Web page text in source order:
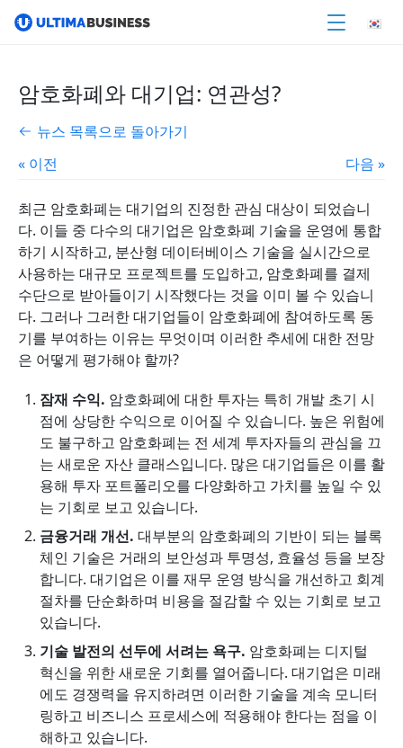
암호화폐와 대기업: 연관성?
뉴스 목록으로 돌아가기
« 이전
다음 »
최근 암호화폐는 대기업의 진정한 관심 대상이 되었습니
다. 이들 중 다수의 대기업은 암호화폐 기술을 운영에 통합
하기 시작하고, 분산형 데이터베이스 기술을 실시간으로
사용하는 대규모 프로젝트를 도입하고, 암호화폐를 결제
수단으로 받아들이기 시작했다는 것을 이미 볼 수 있습니
다. 그러나 그러한 대기업들이 암호화폐에 참여하도록 동
기를 부여하는 이유는 무엇이며 이러한 추세에 대한 전망
은 어떻게 평가해야 할까?
잠재 수익. 암호화폐에 대한 투자는 특히 개발 초기 시
점에 상당한 수익으로 이어질 수 있습니다. 높은 위험에
도 불구하고 암호화폐는 전 세계 투자자들의 관심을 끄
는 새로운 자산 클래스입니다. 많은 대기업들은 이를 활
용해 투자 포트폴리오를 다양화하고 가치를 높일 수 있
는 기회로 보고 있습니다.
금융거래 개선. 대부분의 암호화폐의 기반이 되는 블록
체인 기술은 거래의 보안성과 투명성, 효율성 등을 보장
합니다. 대기업은 이를 재무 운영 방식을 개선하고 회계
절차를 단순화하며 비용을 절감할 수 있는 기회로 보고
있습니다.
기술 발전의 선두에 서려는 욕구. 암호화폐는 디지털
혁신을 위한 새로운 기회를 열어줍니다. 대기업은 미래
에도 경쟁력을 유지하려면 이러한 기술을 계속 모니터
링하고 비즈니스 프로세스에 적용해야 한다는 점을 이
해하고 있습니다.